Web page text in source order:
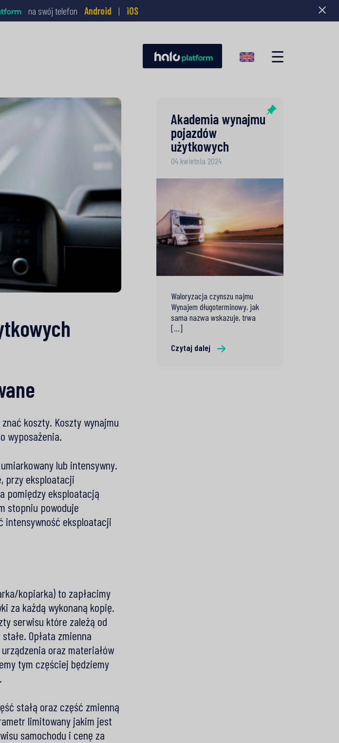
na swój telefon Android | iOS
koszty. Koszty wynajmu
wyposażenia.
lub intensywny.
przy eksploatacji
pomiędzy eksploatacją
stopniu powoduje
intensywność eksploatacji
kopiarka) to zapłacimy
za każdą wykonaną kopię.
serwisu które zależą od
Opłata zmienna
oraz materiałów
tym częściej będziemy
stałą oraz część zmienną
limitowany jakim jest
samochodu i cenę za
Akademia wynajmu
pojazdów
użytkowych
04 kwietnia 2024
Waloryzacja czynszu najmu
Wynajem długoterminowy, jak
sama nazwa wskazuje, trwa
[...]
Czytaj dalej